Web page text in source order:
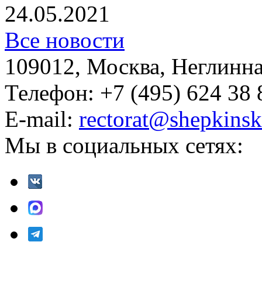
24.05.2021
Все новости
109012, Москва,
Телефон: +7 (495) 624 38
E-mail:
Мы в социальных сетях: